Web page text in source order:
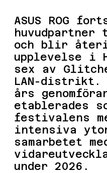
ASUS ROG
och blir
upplevelse i
sex av
LAN-distrikt.
års
etablerades
festivalens
intensiva
samarbetet
under 2026.